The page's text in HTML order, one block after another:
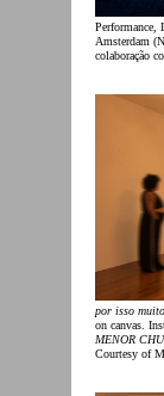
Performance,
Amsterdam
colaboração
por isso
on canvas.
MENOR
Courtesy of